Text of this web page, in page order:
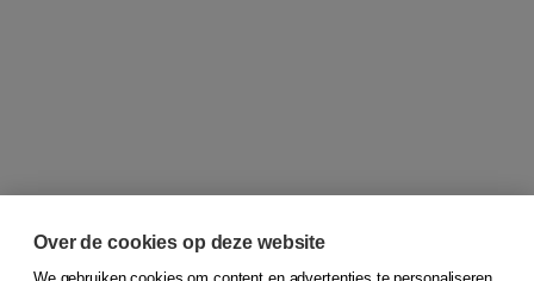
Over de cookies op deze website